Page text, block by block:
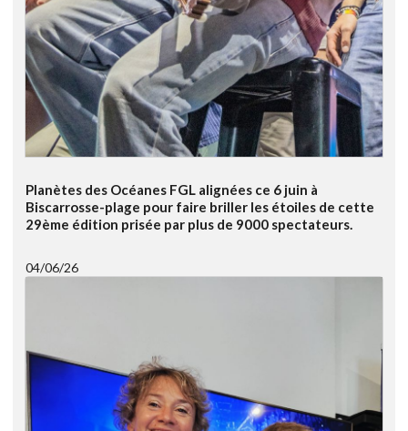
Planètes des Océanes FGL alignées ce 6 juin à
Biscarrosse-plage pour faire briller les étoiles de cette
29ème édition prisée par plus de 9000 spectateurs.
04/06/26